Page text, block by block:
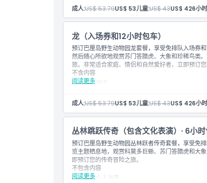
场地内禁止携带外来食物和饮料
此活动适合婴儿车和轮椅通行，外区服务 所有
外区服务费用：Karangasem, Buleleng,
Bedugul, Ulun Danu, Slemadeg 每车IDR
350,000
额外小时费用：每辆车IDR 50,000；夜间服
车辆类型：类似Avanza（每车4人组）
额外用车小时收费 50,000 印尼盾/小时，需支
停车费。
包含内容
入场券：野生动物园之旅1次
入场券：动物、虎类和象类教育演示
在乌玛餐厅享用午餐
此受欢迎的野生动物园套餐带您进入野生动物
6小时包车服务，包括动物园参观时间
接送覆盖区域：库塔、塞米亚克、长谷、努沙
请在结账页面告知您的首选接送时间
注意事项
离开场馆后不允许再次入场
所有产品类型、包含内容、设施、表演和服务
全、环境可持续性）协议而发生变动
场馆内禁止携带外来食物和饮料
此活动适合婴儿车和轮椅通行。
成人:US$ 53.79US$ 53儿童:US$ 43US$ 426小
龙（入场券和12小时包车）
预订巴厘岛野生动物园龙套餐，享受免排队入场券
然后随心所欲地观赏苏门答腊虎、大象和珍稀鸟类
旅。非常适合家庭、情侣和自然爱好者，立即预订您
阅读更多
不含内容
酒店接送
额外小时附加费 印尼盾50,000/小时，需付给
停车费
包含内容
Safari Journey游览入场券1次
动物、老虎和大象教育讲解入场券
Uma餐厅午餐
这款热门Safari套餐带您踏上野生动物探险，
12小时包车服务，包括动物园参观时间
接送服务覆盖区域：库塔、塞米亚克、长谷、
请在结账页告知您的首选接送时间
成人:US$ 53.79US$ 53儿童:US$ 43US$ 426小
丛林跳跃传奇（包含文化表演）· 6小
预订巴厘岛野生动物园丛林跃者传奇套餐，享受免
览主题栖息地，观赏科莫多巨蜥、苏门答腊虎和大
即预订您的传奇冒险之旅。
阅读更多
不包含内容
其他个人消费